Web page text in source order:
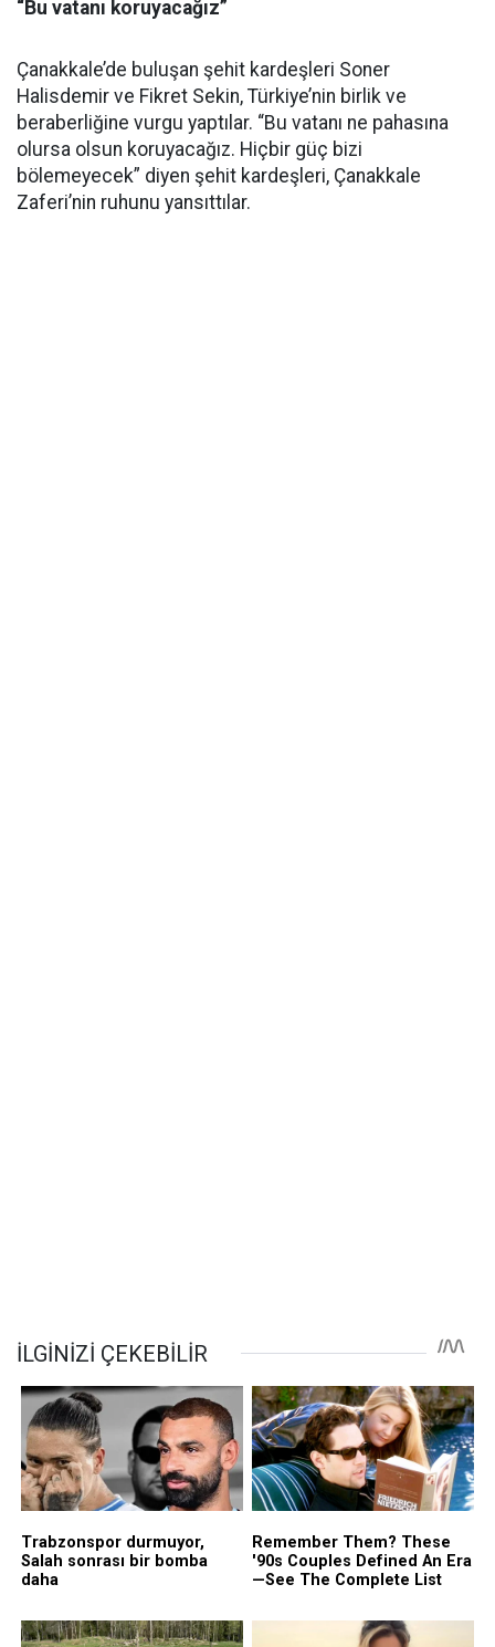
“Bu vatanı koruyacağız”
Çanakkale’de buluşan şehit kardeşleri Soner
Halisdemir ve Fikret Sekin, Türkiye’nin birlik ve
beraberliğine vurgu yaptılar. “Bu vatanı ne pahasına
olursa olsun koruyacağız. Hiçbir güç bizi
bölemeyecek” diyen şehit kardeşleri, Çanakkale
Zaferi’nin ruhunu yansıttılar.